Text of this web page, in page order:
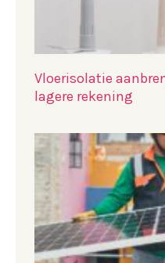
Vloerisolatie
lagere rekening